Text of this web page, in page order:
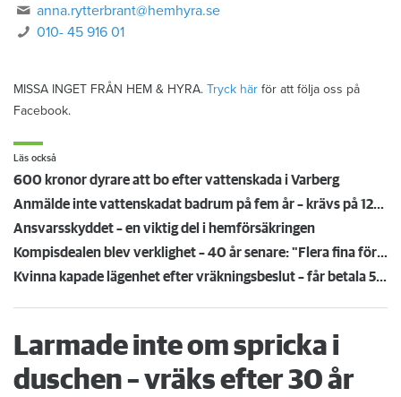
anna.rytterbrant@hemhyra.se
010- 45 916 01
MISSA INGET FRÅN HEM & HYRA. Tryck här för att följa oss på
Facebook.
Läs också
600 kronor dyrare att bo efter vattenskada i Varberg
Anmälde inte vattenskadat badrum på fem år – krävs på 125 000 kronor
Ansvarsskyddet – en viktig del i hemförsäkringen
Kompisdealen blev verklighet – 40 år senare: "Flera fina fördelar med att dela bostad"
Kvinna kapade lägenhet efter vräkningsbeslut – får betala 50 000
Larmade inte om spricka i
duschen – vräks efter 30 år